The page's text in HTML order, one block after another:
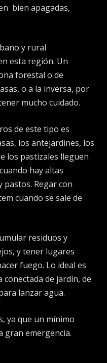
bien apagadas,
y rural
esta región. Un
forestal o de
o a la inversa, por
mucho cuidado.
de este tipo es
los antejardines, los
los pastizales lleguen
hay altas
Regar con
cuando se sale de
residuos y
y tener lugares
fuego. Lo ideal es
de jardín, de
lanzar agua.
ya que un mínimo
gran emergencia.